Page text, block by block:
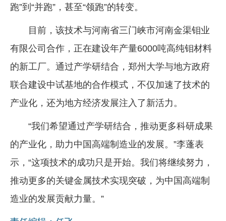
跑”到“并跑”，甚至“领跑”的转变。
目前，该技术与河南省三门峡市河南金渠钼业
有限公司合作，正在建设年产量6000吨高纯钼材料
的新工厂。通过产学研结合，郑州大学与地方政府
联合建设中试基地的合作模式，不仅加速了技术的
产业化，还为地方经济发展注入了新活力。
“我们希望通过产学研结合，推动更多科研成果
的产业化，助力中国高端制造业的发展。”李蓬表
示，“这项技术的成功只是开始。我们将继续努力，
推动更多的关键金属技术实现突破，为中国高端制
造业的发展贡献力量。”